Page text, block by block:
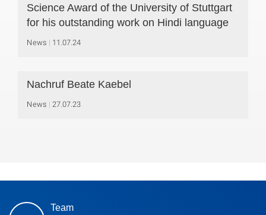
Science Award of the University of Stuttgart
for his outstanding work on Hindi language
News 11.07.24
Nachruf Beate Kaebel
News 27.07.23
Team